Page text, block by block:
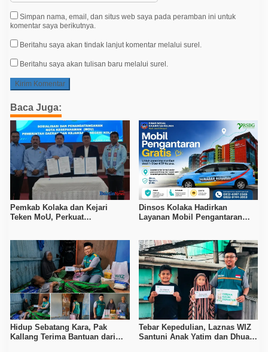
Simpan nama, email, dan situs web saya pada peramban ini untuk
komentar saya berikutnya.
Beritahu saya akan tindak lanjut komentar melalui surel.
Beritahu saya akan tulisan baru melalui surel.
Baca Juga:
Pemkab Kolaka dan Kejari
Teken MoU, Perkuat
Dinsos Kolaka Hadirkan
Layanan Mobil Pengantaran
Hidup Sebatang Kara, Pak
Kallang Terima Bantuan dari
Tebar Kepedulian, Laznas WIZ
Santuni Anak Yatim dan Dhuafa